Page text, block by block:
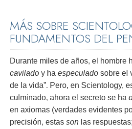
MÁS SOBRE
FUNDAMENTOS DEL
Durante miles de años, el hombre
cavilado y ha especulado sobre el
de la vida”. Pero, en Scientology,
culminado, ahora el secreto se ha
en axiomas (verdades evidentes
precisión, estas son las